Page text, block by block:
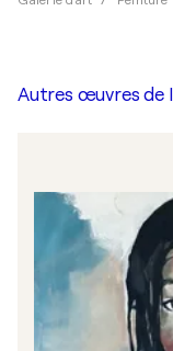
Autres œuvres de